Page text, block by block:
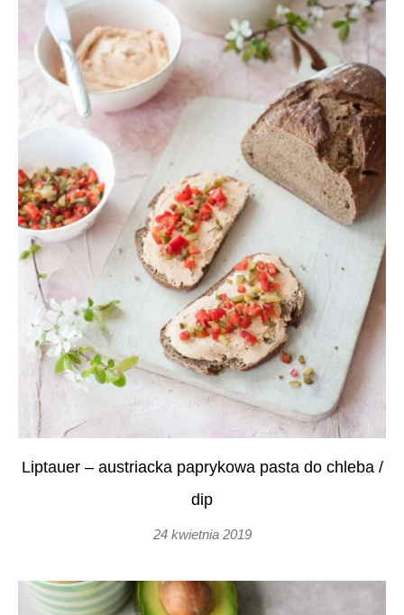
Liptauer – austriacka paprykowa pasta do chleba /
dip
24 kwietnia 2019